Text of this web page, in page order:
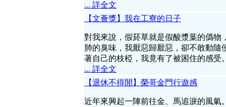
... 詳全文
【文薈獎】我在工寮的日子
對我來說，假菸草就是假酸漿葉的僞
肺的臭味，我厭惡歸厭惡，卻不敢動
著自己的枝椏，我竟有了被困住的感受
... 詳全文
【退休不得閒】榮哥金門行遊感
近年來興起一陣前往金、馬追淚的風